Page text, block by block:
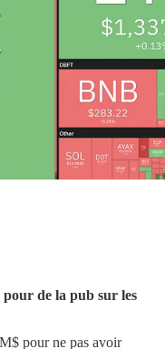
de la pub sur les
pour ne pas avoir